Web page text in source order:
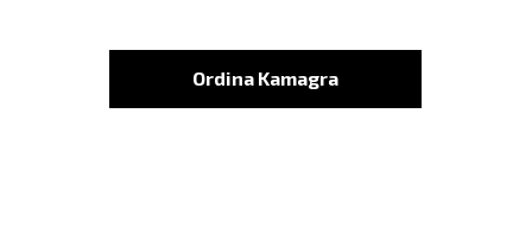
Ordina Kamagra